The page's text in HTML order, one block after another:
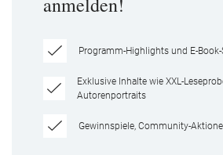
Programm-Highlights und E-
Exklusive Inhalte wie XXL-
Autorenportraits
Gewinnspiele, Community-